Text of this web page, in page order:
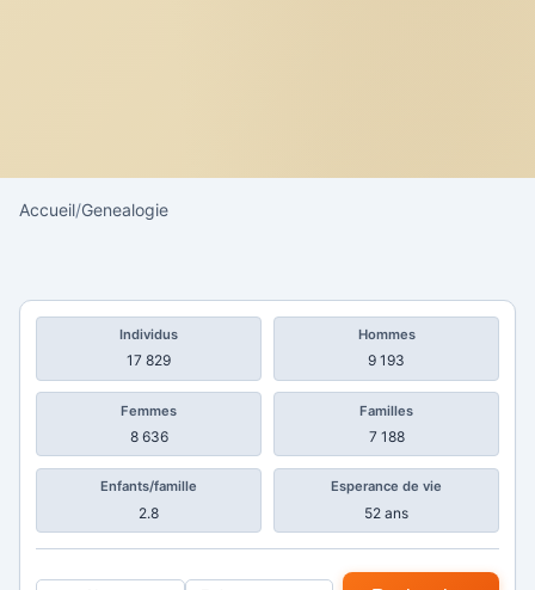
Accueil/Genealogie
Individus
17 829
Hommes
9 193
Femmes
8 636
Familles
7 188
Enfants/famille
2.8
Esperance de vie
52 ans